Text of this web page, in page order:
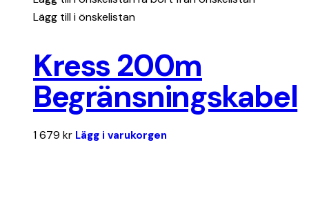
Lägg till i önskelistan
Kress 200m
Begränsningskabel
1 679 kr Lägg i varukorgen